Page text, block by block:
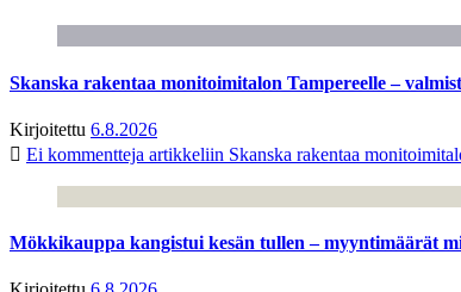
Skanska rakentaa monitoimitalon Tampereelle –
Kirjoitettu 6.8.2026
Ei kommentteja artikkeliin Skanska rakentaa
Mökkikauppa kangistui kesän tullen – myyntimäärät